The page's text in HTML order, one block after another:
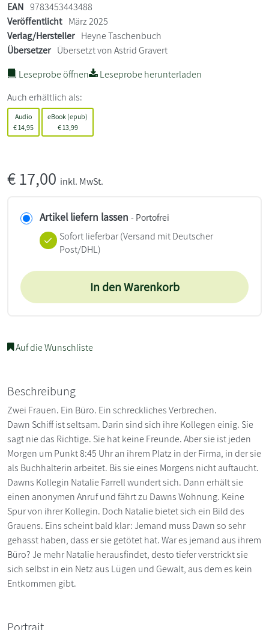
EAN 9783453443488
Veröffentlicht März 2025
Verlag/Hersteller Heyne Taschenbuch
Übersetzer Übersetzt von Astrid Gravert
Leseprobe öffnen
Leseprobe herunterladen
Auch erhältlich als:
Audio
€14,95
eBook (epub)
€13,99
€17,00 inkl. MwSt.
Artikel liefern lassen - Portofrei
Sofort lieferbar(Versand mit Deutscher
Post/DHL)
In den Warenkorb
Auf die Wunschliste
Beschreibung
Zwei Frauen. Ein Büro. Ein schreckliches Verbrechen.
Dawn Schiff ist seltsam. Darin sind sich ihre Kollegen einig. Sie
sagt nie das Richtige. Sie hat keine Freunde. Aber sie ist jeden
Morgen um Punkt 8:45 Uhr an ihrem Platz in der Firma, in der sie
als Buchhalterin arbeitet. Bis sie eines Morgens nicht auftaucht.
Dawns Kollegin Natalie Farrell wundert sich. Dann erhält sie
einen anonymen Anruf und fährt zu Dawns Wohnung. Keine
Spur von ihrer Kollegin. Doch Natalie bietet sich ein Bild des
Grauens. Eins scheint bald klar: Jemand muss Dawn so sehr
gehasst haben, dass er sie getötet hat. War es jemand aus ihrem
Büro? Je mehr Natalie herausfindet, desto tiefer verstrickt sie
sich selbst in ein Netz aus Lügen und Gewalt, aus dem es kein
Entkommen gibt.